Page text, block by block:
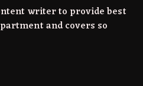
writer to provide best
and covers so